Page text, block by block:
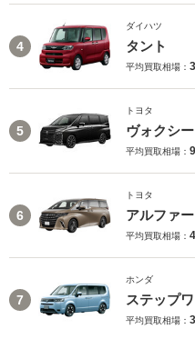
4
ダイハツ
タント
平均買取相場： 3
5
トヨタ
ヴォクシー
平均買取相場：
6
トヨタ
アルファ
平均買取相場：
7
ホンダ
ステップ
平均買取相場： 3